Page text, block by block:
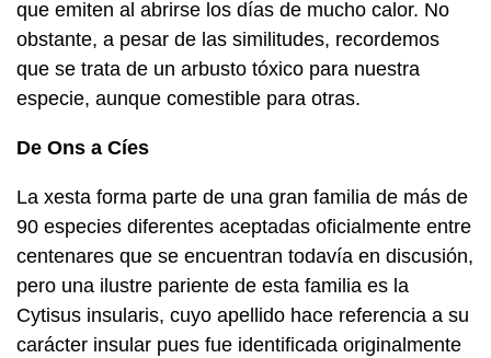
que emiten al abrirse los días de mucho calor. No
obstante, a pesar de las similitudes, recordemos
que se trata de un arbusto tóxico para nuestra
especie, aunque comestible para otras.
De Ons a Cíes
La xesta forma parte de una gran familia de más de
90 especies diferentes aceptadas oficialmente entre
centenares que se encuentran todavía en discusión,
pero una ilustre pariente de esta familia es la
Cytisus insularis, cuyo apellido hace referencia a su
carácter insular pues fue identificada originalmente